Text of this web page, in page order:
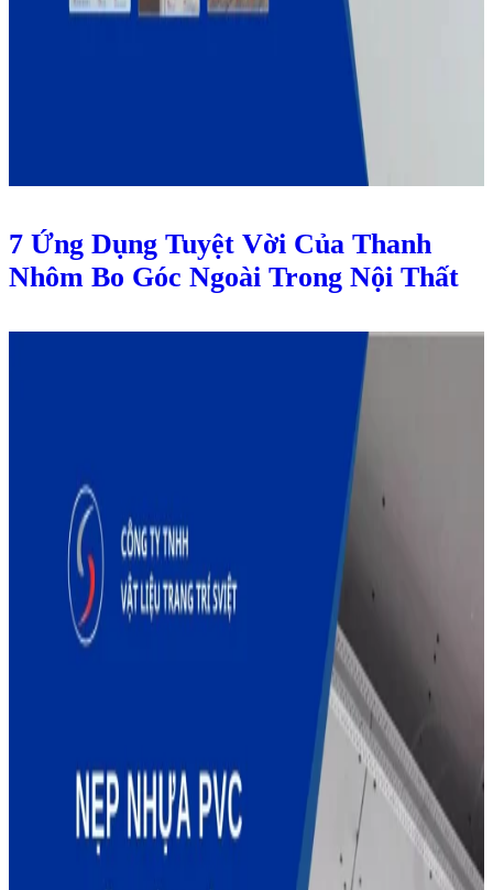
7 Ứng Dụng Tuyệt Vời Của Thanh
Nhôm Bo Góc Ngoài Trong Nội Thất